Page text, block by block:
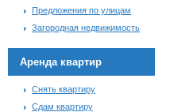
Предложения по улицам
Загородная недвижимость
Аренда квартир
Снять квартиру
Сдам квартиру